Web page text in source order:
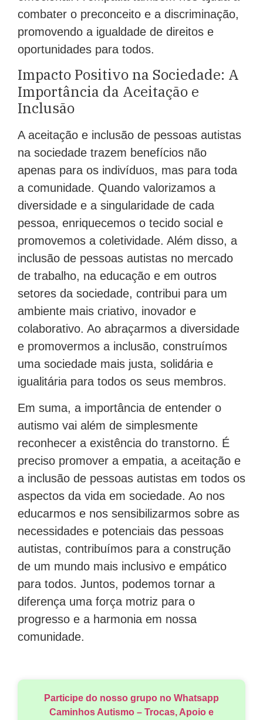
combater o preconceito e a discriminação,
promovendo a igualdade de direitos e
oportunidades para todos.
Impacto Positivo na Sociedade: A
Importância da Aceitação e
Inclusão
A aceitação e inclusão de pessoas autistas
na sociedade trazem benefícios não
apenas para os indivíduos, mas para toda
a comunidade. Quando valorizamos a
diversidade e a singularidade de cada
pessoa, enriquecemos o tecido social e
promovemos a coletividade. Além disso, a
inclusão de pessoas autistas no mercado
de trabalho, na educação e em outros
setores da sociedade, contribui para um
ambiente mais criativo, inovador e
colaborativo. Ao abraçarmos a diversidade
e promovermos a inclusão, construímos
uma sociedade mais justa, solidária e
igualitária para todos os seus membros.
Em suma, a importância de entender o
autismo vai além de simplesmente
reconhecer a existência do transtorno. É
preciso promover a empatia, a aceitação e
a inclusão de pessoas autistas em todos os
aspectos da vida em sociedade. Ao nos
educarmos e nos sensibilizarmos sobre as
necessidades e potenciais das pessoas
autistas, contribuímos para a construção
de um mundo mais inclusivo e empático
para todos. Juntos, podemos tornar a
diferença uma força motriz para o
progresso e a harmonia em nossa
comunidade.
Participe do nosso grupo no Whatsapp
Caminhos Autismo – Trocas, Apoio e